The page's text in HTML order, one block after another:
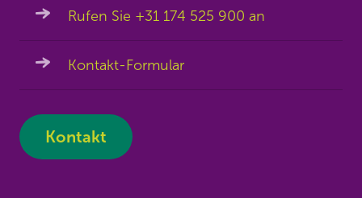
Rufen Sie +31 174 525 900 an
Kontakt-Formular
Kontakt